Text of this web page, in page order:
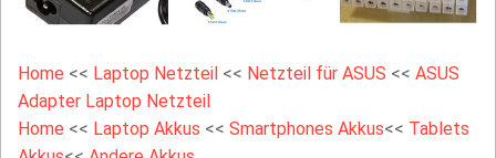
Home << Laptop Netzteil << Netzteil für ASUS << ASUS
Adapter Laptop Netzteil
Home << Laptop Akkus << Smartphones Akkus<< Tablets